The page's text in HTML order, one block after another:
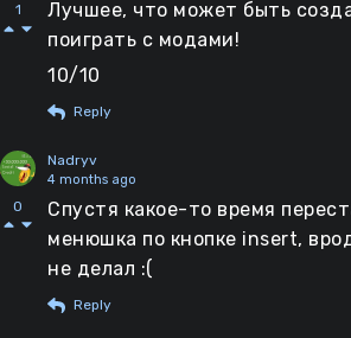
мода. А в эту папку мода,
только что забрали
Наконец, получившуюся
переместите в папку
--/Tanks_Blitz/
----/metaloader/
------/mod_1/
--------/Data/
----------/mod_file1
1
Лучшее, что может быть
поиграть с модами!
10/10
Reply
0
Nadryv
4 months ago
Спустя какое-то время
менюшка по кнопке insert,
не делал :(
Reply